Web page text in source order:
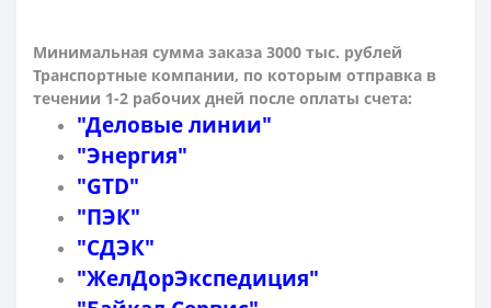
Минимальная сумма заказа 3000 тыс. рублей
Транспортные компании, по которым отправка в
течении 1-2 рабочих дней после оплаты счета:
"Деловые линии"
"Энергия"
"GTD"
"ПЭК"
"СДЭК"
"ЖелДорЭкспедиция"